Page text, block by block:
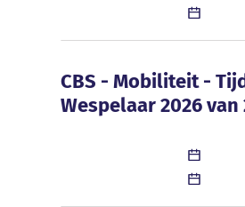
CBS - Mobiliteit -
CBS - Mobiliteit -
Wespelaar 2026